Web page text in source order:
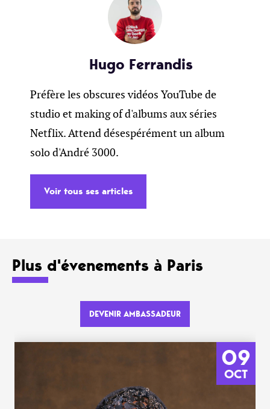
Hugo Ferrandis
Préfère les obscures vidéos YouTube de
studio et making of d'albums aux séries
Netflix. Attend désespérément un album
solo d'André 3000.
Voir tous ses articles
Plus d'évenements à Paris
DEVENIR AMBASSADEUR
09
OCT